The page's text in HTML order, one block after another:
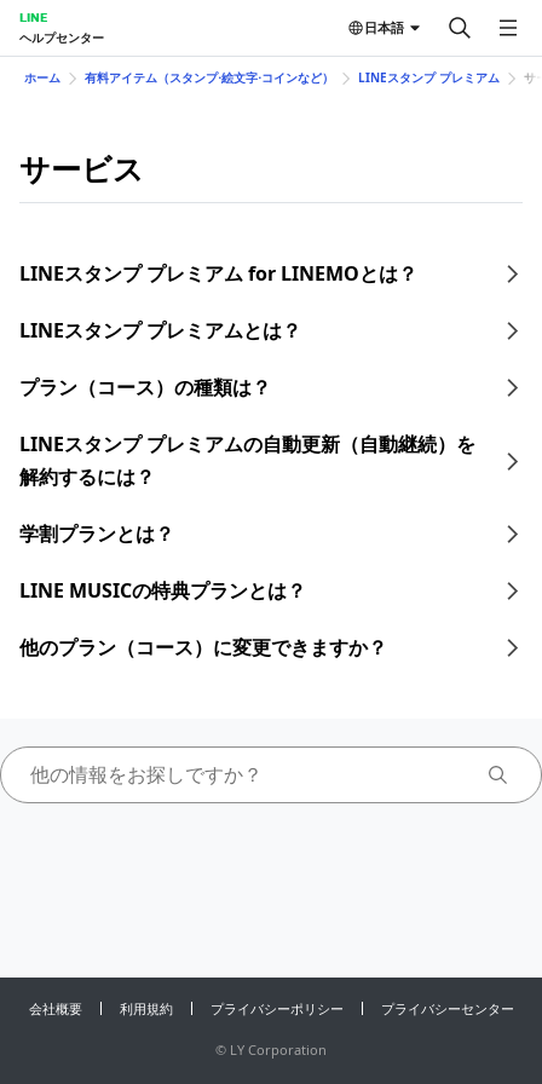
LINE
ヘルプセンター
日本語
ホーム 有料アイテム（スタンプ⋅絵文字⋅コインなど） LINEスタンプ プレミアム サ
サービス
LINEスタンプ プレミアム for LINEMOとは？
LINEスタンプ プレミアムとは？
プラン（コース）の種類は？
LINEスタンプ プレミアムの自動更新（自動継続）を
解約するには？
学割プランとは？
LINE MUSICの特典プランとは？
他のプラン（コース）に変更できますか？
会社概要 利用規約 プライバシーポリシー プライバシーセンター
© LY Corporation